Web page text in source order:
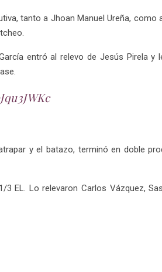
tanto a Jhoan Manuel Ureña, como
entró al relevo de Jesús Pirela y
y el batazo, terminó en doble
EL. Lo relevaron Carlos Vázquez,